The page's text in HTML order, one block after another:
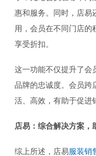
惠和服务。同时，店易
用，会员在不同门店的
享受折扣。
这一功能不仅提升了会
品牌的忠诚度。会员跨
活、高效，有助于促进
店易：综合解决方案，
综上所述，店易服装销